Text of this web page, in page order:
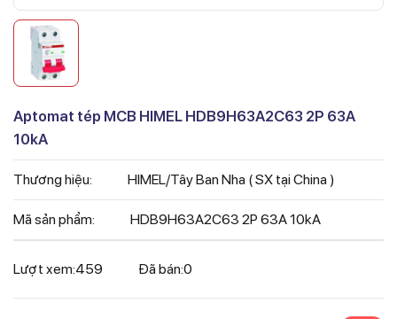
Aptomat tép MCB HIMEL HDB9H63A2C63 2P 63A
10kA
Thương hiệu: HIMEL/Tây Ban Nha ( SX tại China )
Mã sản phẩm: HDB9H63A2C63 2P 63A 10kA
Lượt xem:459 Đã bán:0